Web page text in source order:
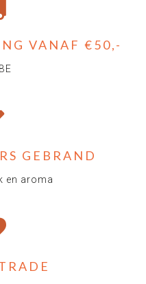
VANAF €50,-
GEBRAND
en aroma